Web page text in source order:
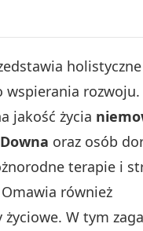
holistyczne
wspierania rozwoju.
jakość życia
oraz osób
terapie i
również
życiowe. W tym